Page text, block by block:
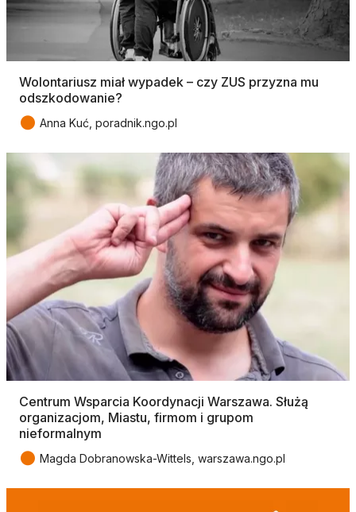
Wolontariusz miał wypadek – czy ZUS przyzna mu
odszkodowanie?
● Anna Kuć, poradnik.ngo.pl
Centrum Wsparcia Koordynacji Warszawa. Służą
organizacjom, Miastu, firmom i grupom
nieformalnym
● Magda Dobranowska-Wittels, warszawa.ngo.pl